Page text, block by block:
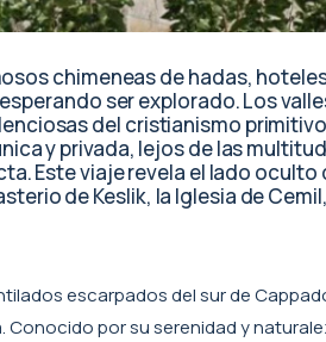
chimeneas de hadas,
ser explorado. Los
del cristianismo
y privada, lejos de las
Este viaje revela el lado
de Keslik, la Iglesia de
escarpados del sur de
Conocido por su serenidad y